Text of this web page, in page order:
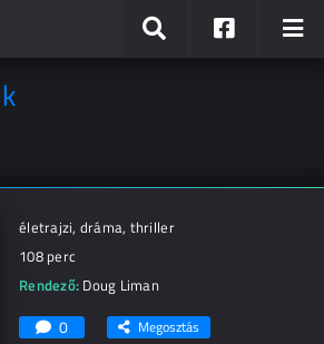
életrajzi, dráma, thriller
108 perc
Rendező: Doug Liman
0 Megosztás